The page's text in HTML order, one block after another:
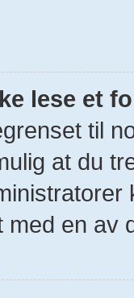
lese et
til
at du
med en av